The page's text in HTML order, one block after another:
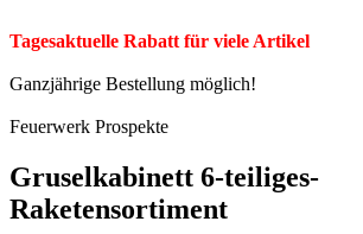
Tagesaktuelle Rabatt für viele Artikel
Ganzjährige Bestellung möglich!
Feuerwerk Prospekte
Gruselkabinett 6-teiliges-
Raketensortiment